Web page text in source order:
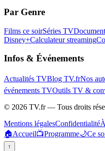
Par Genre
Films ce soirSéries TV
Disney+Calculateur streaming
Infos & Événements
Actualités TVBlog TV.frNos
événements TVOutils TV &
© 2026 TV.fr — Tous droits
Mentions légalesConfidentialité
🏠Accueil📺Programme🌙Ce
↑